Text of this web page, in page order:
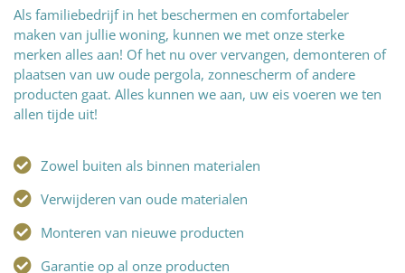
Als familiebedrijf in het beschermen en comfortabeler
maken van jullie woning, kunnen we met onze sterke
merken alles aan! Of het nu over vervangen, demonteren of
plaatsen van uw oude pergola, zonnescherm of andere
producten gaat. Alles kunnen we aan, uw eis voeren we ten
allen tijde uit!
Zowel buiten als binnen materialen
Verwijderen van oude materialen
Monteren van nieuwe producten
Garantie op al onze producten